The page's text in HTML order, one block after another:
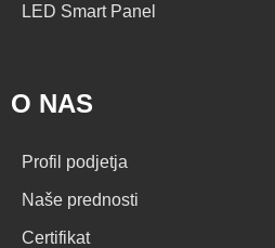
LED Smart Panel
O NAS
Profil podjetja
Naše prednosti
Certifikat